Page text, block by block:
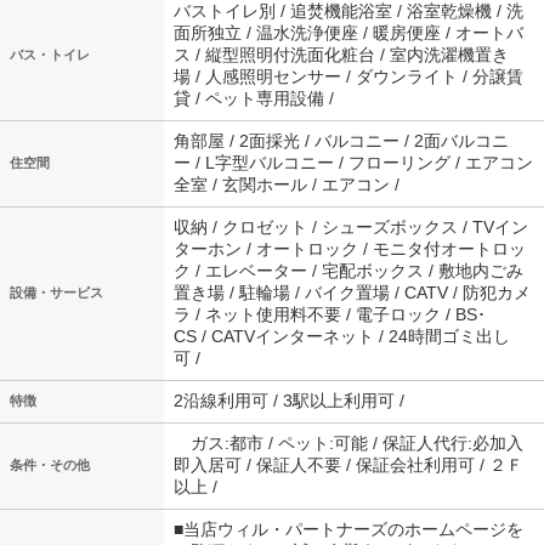
バス・トイレ
バストイレ別 / 追焚機能浴室 / 浴室乾燥機 / 洗
面所独立 / 温水洗浄便座 / 暖房便座 / オートバ
ス / 縦型照明付洗面化粧台 / 室内洗濯機置き
場 / 人感照明センサー / ダウンライト / 分譲賃
貸 / ペット専用設備 /
住空間
角部屋 / 2面採光 / バルコニー / 2面バルコニ
ー / L字型バルコニー / フローリング / エアコン
全室 / 玄関ホール / エアコン /
設備・サービス
収納 / クロゼット / シューズボックス / TVイン
ターホン / オートロック / モニタ付オートロッ
ク / エレベーター / 宅配ボックス / 敷地内ごみ
置き場 / 駐輪場 / バイク置場 / CATV / 防犯カメ
ラ / ネット使用料不要 / 電子ロック / BS･
CS / CATVインターネット / 24時間ゴミ出し
可 /
特徴 2沿線利用可 / 3駅以上利用可 /
条件・その他
ガス:都市 / ペット:可能 / 保証人代行:必加入
即入居可 / 保証人不要 / 保証会社利用可 / ２Ｆ
以上 /
■当店ウィル・パートナーズのホームページを